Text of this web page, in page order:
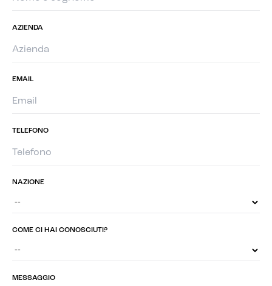
AZIENDA
EMAIL
TELEFONO
NAZIONE
COME CI HAI CONOSCIUTI?
MESSAGGIO